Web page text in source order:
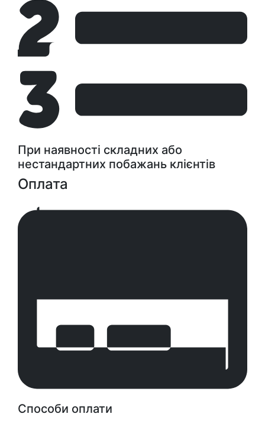
При наявності складних або
нестандартних побажань клієнтів
Оплата
Способи оплати